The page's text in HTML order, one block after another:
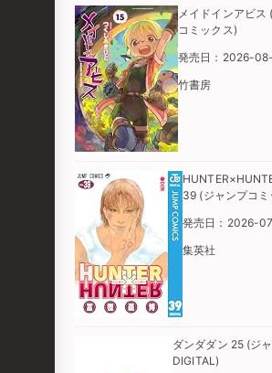
メイドインアビス
コミックス)
発売日：2026-
竹書房
39 (ジャンプコ
発売日：2026-
集英社
ダンダダン 25 (ジ
DIGITAL)